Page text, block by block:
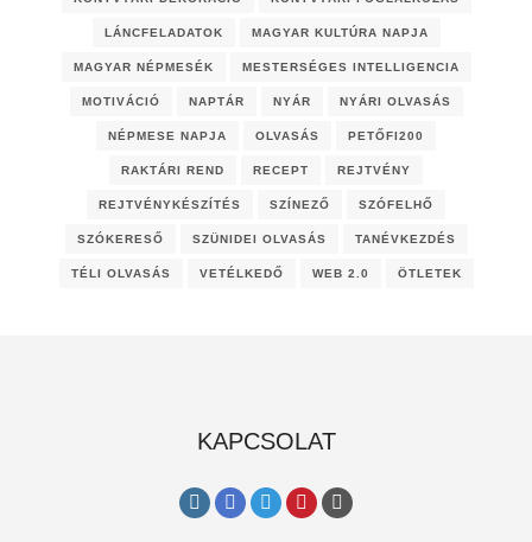
LÁNCFELADATOK MAGYAR KULTÚRA NAPJA
MAGYAR NÉPMESÉK MESTERSÉGES INTELLIGENCIA
MOTIVÁCIÓ NAPTÁR NYÁR NYÁRI OLVASÁS
NÉPMESE NAPJA OLVASÁS PETŐFI200
RAKTÁRI REND RECEPT REJTVÉNY
REJTVÉNYKÉSZÍTÉS SZÍNEZŐ SZÓFELHŐ
SZÓKERESŐ SZÜNIDEI OLVASÁS TANÉVKEZDÉS
TÉLI OLVASÁS VETÉLKEDŐ WEB 2.0 ÖTLETEK
KAPCSOLAT